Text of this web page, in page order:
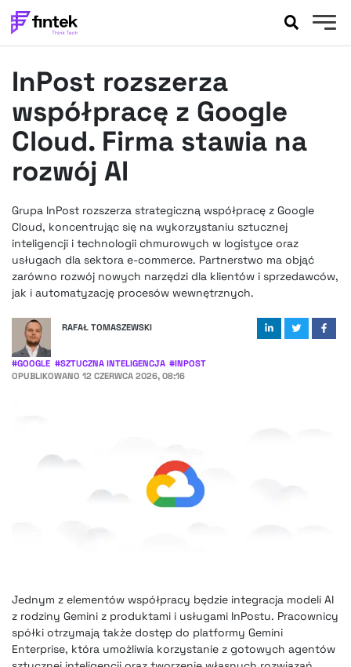
BANKOWOŚĆ
FELIETONY
WYWIADY
LEGAL
FINTEKEXTRA
OKIEM EKSPERTA
InPost rozszerza
współpracę z Google
Cloud. Firma stawia na
rozwój AI
Grupa InPost rozszerza strategiczną współpracę z Google
Cloud, koncentrując się na wykorzystaniu sztucznej
inteligencji i technologii chmurowych w logistyce oraz
usługach dla sektora e-commerce. Partnerstwo ma objąć
zarówno rozwój nowych narzędzi dla klientów i sprzedawców,
jak i automatyzację procesów wewnętrznych.
RAFAŁ TOMASZEWSKI
#GOOGLE #SZTUCZNA INTELIGENCJA #INPOST
OPUBLIKOWANO 12 CZERWCA 2026, 08:16
Jednym z elementów współpracy będzie integracja modeli AI
z rodziny Gemini z produktami i usługami InPostu. Pracownicy
spółki otrzymają także dostęp do platformy Gemini
Enterprise, która umożliwia korzystanie z gotowych agentów